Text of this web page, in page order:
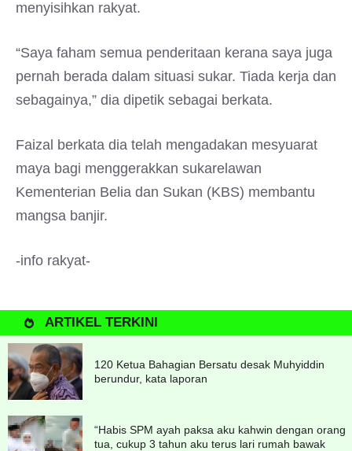
menyisihkan rakyat.
“Saya faham semua penderitaan kerana saya juga
pernah berada dalam situasi sukar. Tiada kerja dan
sebagainya,” dia dipetik sebagai berkata.
Faizal berkata dia telah mengadakan mesyuarat
maya bagi menggerakkan sukarelawan
Kementerian Belia dan Sukan (KBS) membantu
mangsa banjir.
-info rakyat-
ARTIKEL TERKINI
120 Ketua Bahagian Bersatu desak Muhyiddin
berundur, kata laporan
“Habis SPM ayah paksa aku kahwin dengan orang
tua, cukup 3 tahun aku terus lari rumah bawak